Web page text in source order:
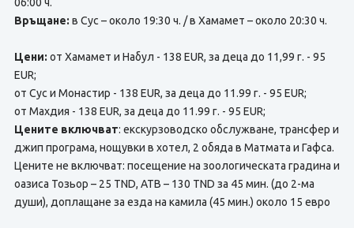
Връщане: в Сус – около 19:30 ч. / в Хамамет – около 20:30 ч.
Цени: от Хамамет и Набул - 138 EUR, за деца до 11,99 г. - 95
EUR;
от Сус и Монастир - 138 EUR, за деца до 11.99 г. - 95 EUR;
от Махдия - 138 EUR, за деца до 11.99 г. - 95 EUR;
Цените включват: екскурзоводско обслужване, трансфер и
джип програма, нощувки в хотел, 2 обяда в Матмата и Гафса.
Цените не включват: посещение на зоологическата градина и
оазиса Тозьор – 25 TND, АТВ – 130 TND за 45 мин. (до 2-ма
души), доплащане за езда на камила (45 мин.) около 15 евро